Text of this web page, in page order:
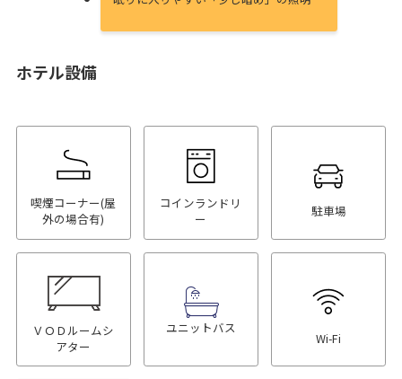
ホテル設備
喫煙コーナー(屋
外の場合有)
コインランドリ
ー
駐車場
ＶＯＤルームシ
アター
ユニットバス
Wi-Fi